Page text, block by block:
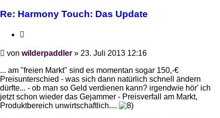
Re: Harmony Touch: Das Update
Beitrag
von wilderpaddler » 23. Juli 2013 12:16
... am "freien Markt" sind es momentan sogar 150,-€
Preisunterschied - was sich dann natürlich schnell ändern
dürfte... - ob man so Geld verdienen kann? irgendwie hör' ich
jetzt schon wieder das Gejammer - Preisverfall am Markt,
Produktbereich unwirtschaftlich....